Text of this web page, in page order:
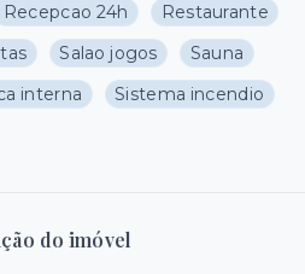
Recepcao 24h
Restaurante
Salao jogos
Sauna
interna
Sistema incendio
do imóvel